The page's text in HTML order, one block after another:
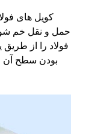
کویل های
حمل و نقل خم
فولاد را از
بودن سطح آن